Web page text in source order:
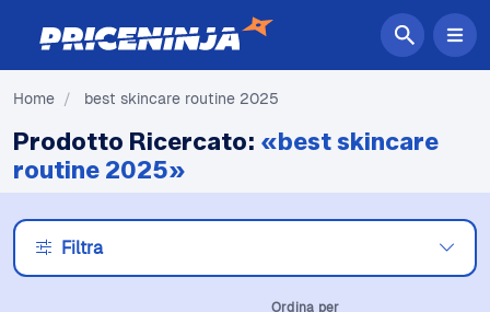
Home / best skincare routine 2025
Prodotto Ricercato: «best skincare
routine 2025»
Filtra
Ordina per